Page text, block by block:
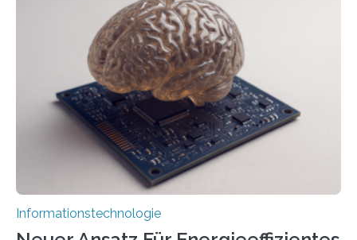
der MindPort GmbH eine neuartige, KI-gestützte
Lösung zur Erzeugung von Emotionen für realistische
Avatare. Gen-AIvatar entwickelt innovative und
kosteneffiziente Methoden, um lebensechte Avatare zu
erstellen. „Besonders wichtig ist uns eine ganzheitliche
Animation, bei der Stimme, Körperbewegung, Gestik
und Mimik im Einklang sind…
Informationstechnologie